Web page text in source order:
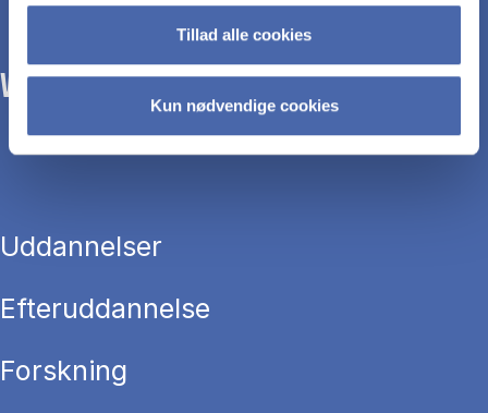
Tillad alle cookies
Kun nødvendige cookies
WE TRANSFORM SOCIETY WITH BUSINESS.
Uddannelser
Efteruddannelse
Forskning